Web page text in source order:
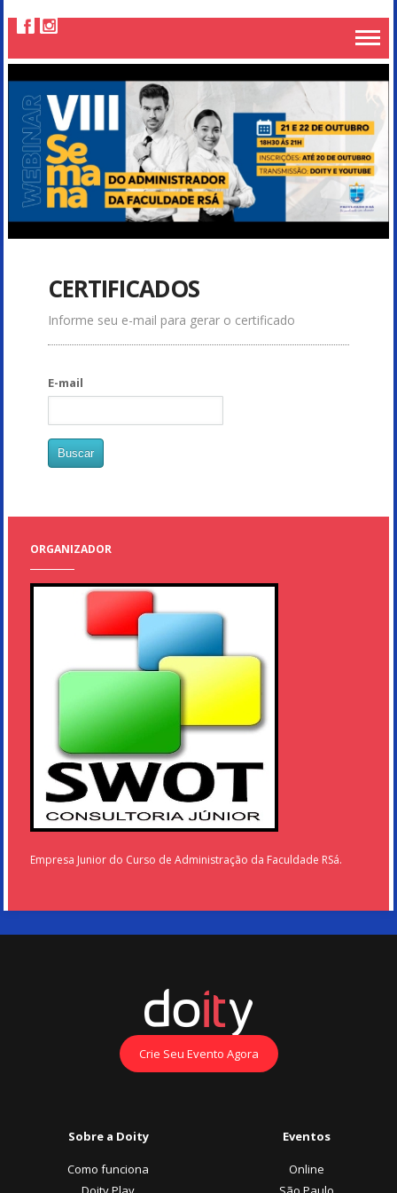
CERTIFICADOS
Informe seu e-mail para gerar o certificado
E-mail
ORGANIZADOR
Empresa Junior do Curso de Administração da Faculdade RSá.
Crie Seu Evento Agora
Sobre a Doity
Como funciona
Eventos
Online